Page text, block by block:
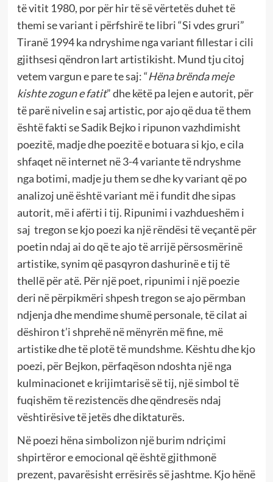
të vitit 1980, por për hir të së vërtetës duhet të
themi se variant i përfshirë te libri “Si vdes gruri”
Tiranë 1994 ka ndryshime nga variant fillestar i cili
gjithsesi qëndron lart artistikisht. Mund tju citoj
vetem vargun e pare te saj: “Hëna brënda meje
kishte zogun e fatit” dhe këtë pa lejen e autorit, për
të parë nivelin e saj artistic, por ajo që dua të them
është fakti se Sadik Bejko i ripunon vazhdimisht
poezitë, madje dhe poezitë e botuara si kjo, e cila
shfaqet në internet në 3-4 variante të ndryshme
nga botimi, madje ju them se dhe ky variant që po
analizoj unë është variant më i fundit dhe sipas
autorit, më i afërti i tij. Ripunimi i vazhdueshëm i
saj tregon se kjo poezi ka një rëndësi të veçantë për
poetin ndaj ai do që te ajo të arrijë përsosmërinë
artistike, synim që pasqyron dashurinë e tij të
thellë për atë. Për një poet, ripunimi i një poezie
deri në përpikmëri shpesh tregon se ajo përmban
ndjenja dhe mendime shumë personale, të cilat ai
dëshiron t’i shprehë në mënyrën më fine, më
artistike dhe të plotë të mundshme. Kështu dhe kjo
poezi, për Bejkon, përfaqëson ndoshta një nga
kulminacionet e krijimtarisë së tij, një simbol të
fuqishëm të rezistencës dhe qëndresës ndaj
vështirësive të jetës dhe diktaturës.
Në poezi hëna simbolizon një burim ndriçimi
shpirtëror e emocional që është gjithmonë
prezent, pavarësisht errësirës së jashtme. Kjo hënë